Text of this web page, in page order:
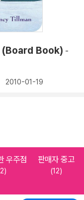
Book) -
2010-01-19
우주점 판매자 중고
(12)